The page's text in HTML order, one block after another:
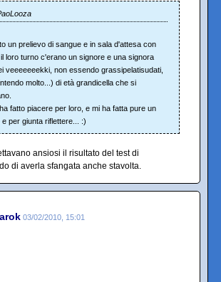
un prelievo di sangue e in sala d'attesa con
loro turno c'erano un signore e una signora
veeeeeeekki, non essendo grassipelatisudati,
molto...) di età grandicella che si
fatto piacere per loro, e mi ha fatta pure un
per giunta riflettere... :)
ansiosi il risultato del test di
di averla sfangata anche stavolta.
03/02/2010, 15:01